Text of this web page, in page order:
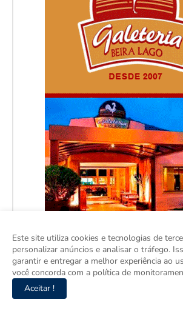
Este site utiliza cookies e tecnologias de
personalizar anúncios e analisar o tráfego.
garantir e entregar a melhor experiência ao
você concorda com a política de
Aceitar !